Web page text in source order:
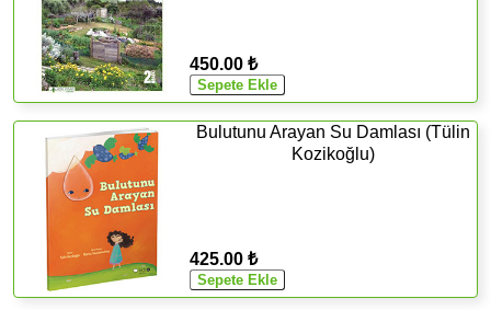
450.00 ₺
Bulutunu Arayan Su Damlası (Tülin
Kozikoğlu)
425.00 ₺